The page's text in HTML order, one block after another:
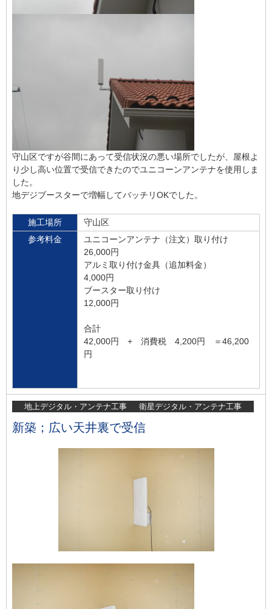
守山区ですが谷間にあって受信状況の悪い場所でしたが、屋根よ
り少し高い位置で受信できたのでユニコーンアンテナを使用しま
した。
地デジブースターで増幅してバッチリOKでした。
施工場所
守山区
参考料金
ユニコーンアンテナ（注文）取り付け
26,000円
アルミ取り付け金具（追加料金）
4,000円
ブースター取り付け
12,000円
合計
42,000円 + 消費税 4,200円 ＝46,200
円
地上デジタル・アンテナ工事 衛星デジタル・アンテナ工事
新築；広い天井裏で受信